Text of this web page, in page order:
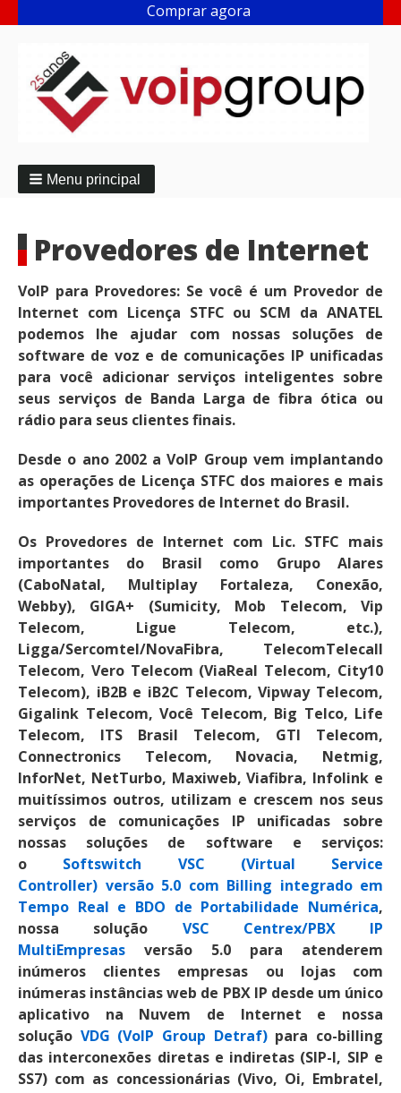
Comprar agora
Menu principal
Provedores de Internet
VoIP para Provedores: Se você é um Provedor de
Internet com Licença STFC ou SCM da ANATEL
podemos lhe ajudar com nossas soluções de
software de voz e de comunicações IP unificadas
para você adicionar serviços inteligentes sobre
seus serviços de Banda Larga de fibra ótica ou
rádio para seus clientes finais.
Desde o ano 2002 a VoIP Group vem implantando
as operações de Licença STFC dos maiores e mais
importantes Provedores de Internet do Brasil.
Os Provedores de Internet com Lic. STFC mais
importantes do Brasil como Grupo Alares
(CaboNatal, Multiplay Fortaleza, Conexão,
Webby), GIGA+ (Sumicity, Mob Telecom, Vip
Telecom, Ligue Telecom, etc.),
Ligga/Sercomtel/NovaFibra, TelecomTelecall
Telecom, Vero Telecom (ViaReal Telecom, City10
Telecom), iB2B e iB2C Telecom, Vipway Telecom,
Gigalink Telecom, Você Telecom, Big Telco, Life
Telecom, ITS Brasil Telecom, GTI Telecom,
Connectronics Telecom, Novacia, Netmig,
InforNet, NetTurbo, Maxiweb, Viafibra, Infolink e
muitíssimos outros, utilizam e crescem nos seus
serviços de comunicações IP unificadas sobre
nossas soluções de software e serviços:
o Softswitch VSC (Virtual Service
Controller) versão 5.0 com Billing integrado em
Tempo Real e BDO de Portabilidade Numérica,
nossa solução VSC Centrex/PBX IP
MultiEmpresas versão 5.0 para atenderem
inúmeros clientes empresas ou lojas com
inúmeras instâncias web de PBX IP desde um único
aplicativo na Nuvem de Internet e nossa
solução VDG (VoIP Group Detraf)para co-billing
das interconexões diretas e indiretas (SIP-I, SIP e
SS7) com as concessionárias (Vivo, Oi, Embratel,